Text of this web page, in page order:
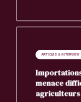
ARTICLES & INTERVIEW
menace